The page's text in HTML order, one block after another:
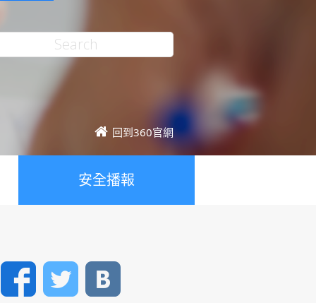
回到360官網
安全播報
FacebookTwitter